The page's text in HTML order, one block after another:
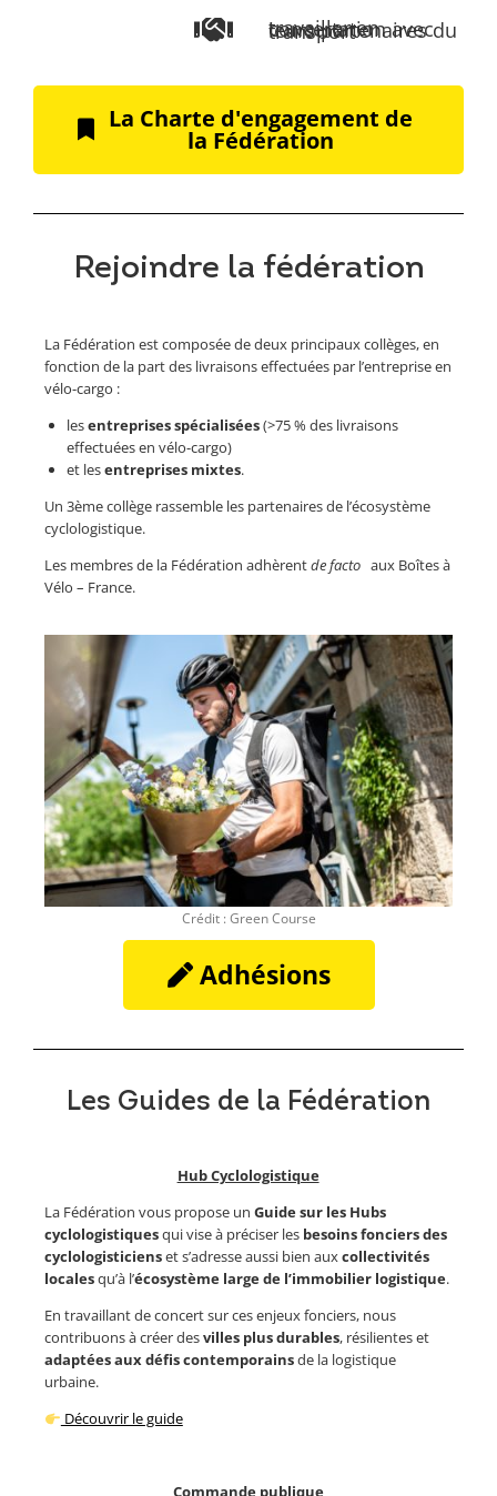
travailler en concertation avec leurs partenaires du transport
La Charte d'engagement de
la Fédération
Rejoindre la fédération
La Fédération est composée de deux principaux collèges, en
fonction de la part des livraisons effectuées par l’entreprise en
vélo-cargo :
lesentreprises spécialisées(>75 % des livraisons
effectuées en vélo-cargo)
et lesentreprises mixtes.
Un 3ème collège rassemble les partenaires de l’écosystème
cyclologistique.
Les membres de la Fédération adhèrentde facto aux Boîtes à
Vélo – France.
Crédit : Green Course
Adhésions
Les Guides de la Fédération
Hub Cyclologistique
La Fédération vous propose un Guide sur les Hubs
cyclologistiquesqui vise à préciser les besoins fonciers des
cyclologisticienset s’adresse aussi bien auxcollectivités
localesqu’à l’écosystème large de l’immobilier logistique.
En travaillant de concert sur ces enjeux fonciers, nous
contribuons à créer desvilles plus durables, résilientes et
adaptées aux défis contemporainsde la logistique
urbaine.
Découvrir le guide